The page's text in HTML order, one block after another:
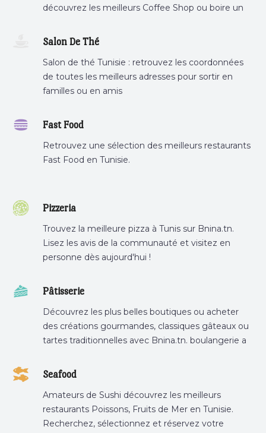
découvrez les meilleurs Coffee Shop ou boire un
Salon De Thé
Salon de thé Tunisie : retrouvez les coordonnées
de toutes les meilleurs adresses pour sortir en
familles ou en amis
Fast Food
Retrouvez une sélection des meilleurs restaurants
Fast Food en Tunisie.
Pizzeria
Trouvez la meilleure pizza à Tunis sur Bnina.tn.
Lisez les avis de la communauté et visitez en
personne dès aujourd'hui !
Pâtisserie
Découvrez les plus belles boutiques ou acheter
des créations gourmandes, classiques gâteaux ou
tartes traditionnelles avec Bnina.tn. boulangerie a
tunis, pâtisserie sousse .
Seafood
Amateurs de Sushi découvrez les meilleurs
restaurants Poissons, Fruits de Mer en Tunisie.
Recherchez, sélectionnez et réservez votre